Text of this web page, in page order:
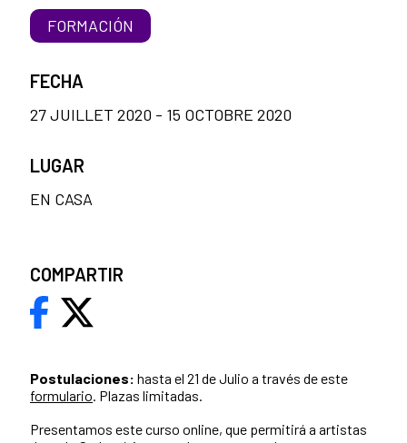
Postulaciones: hasta el 21 de Julio a través de este
formulario. Plazas limitadas.
Presentamos este curso online, que permitirá a artistas
FORMACIÓN
FECHA
27 JUILLET 2020 - 15 OCTOBRE 2020
LUGAR
EN CASA
COMPARTIR